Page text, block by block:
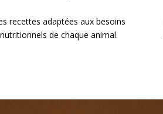
recettes adaptées aux besoins
nutritionnels de chaque animal.